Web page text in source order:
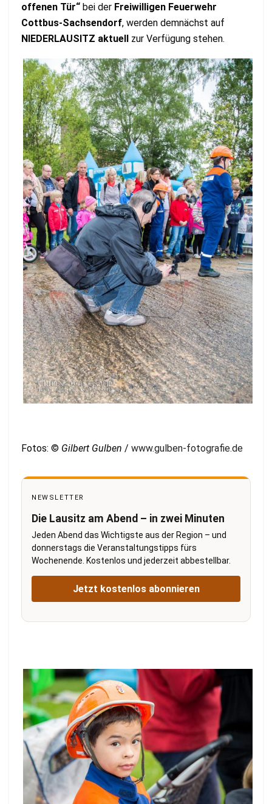
offenen Tür“ bei der Freiwilligen Feuerwehr
Cottbus-Sachsendorf, werden demnächst auf
NIEDERLAUSITZ aktuell zur Verfügung stehen.
Fotos: © Gilbert Gulben / www.gulben-fotografie.de
NEWSLETTER
Die Lausitz am Abend – in zwei Minuten
Jeden Abend das Wichtigste aus der Region – und
donnerstags die Veranstaltungstipps fürs
Wochenende. Kostenlos und jederzeit abbestellbar.
Jetzt kostenlos abonnieren